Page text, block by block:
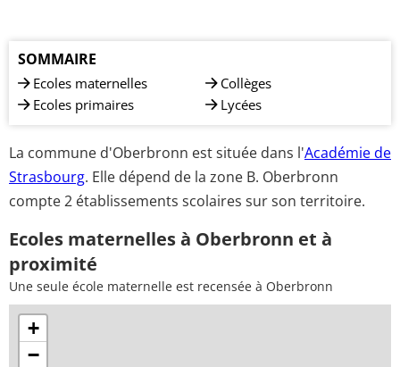
SOMMAIRE
Ecoles maternelles
Ecoles primaires
Collèges
Lycées
La commune d'Oberbronn est située dans l'Académie de
Strasbourg. Elle dépend de la zone B. Oberbronn
compte 2 établissements scolaires sur son territoire.
Ecoles maternelles à Oberbronn et à
proximité
Une seule école maternelle est recensée à Oberbronn
+
−